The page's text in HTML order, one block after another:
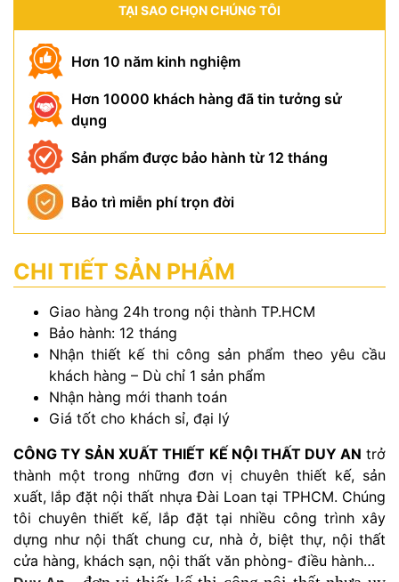
TẠI SAO CHỌN CHÚNG TÔI
Hơn 10 năm kinh nghiệm
Hơn 10000 khách hàng đã tin tưởng sử
dụng
Sản phẩm được bảo hành từ 12 tháng
Bảo trì miễn phí trọn đời
CHI TIẾT SẢN PHẨM
Giao hàng 24h trong nội thành TP.HCM
Bảo hành: 12 tháng
Nhận thiết kế thi công sản phẩm theo yêu cầu
khách hàng – Dù chỉ 1 sản phẩm
Nhận hàng mới thanh toán
Giá tốt cho khách sỉ, đại lý
CÔNG TY SẢN XUẤT THIẾT KẾ NỘI THẤT DUY AN trở
thành một trong những đơn vị chuyên thiết kế, sản
xuất, lắp đặt nội thất nhựa Đài Loan tại TPHCM. Chúng
tôi chuyên thiết kế, lắp đặt tại nhiều công trình xây
dựng như nội thất chung cư, nhà ở, biệt thự, nội thất
cửa hàng, khách sạn, nội thất văn phòng- điều hành…